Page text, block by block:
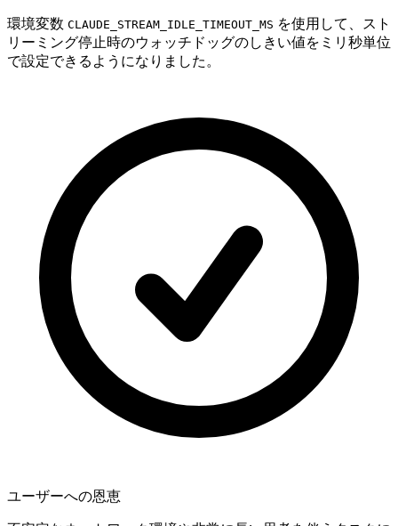
環境変数 CLAUDE_STREAM_IDLE_TIMEOUT_MS を使用して、スト
リーミング停止時のウォッチドッグのしきい値をミリ秒単位
で設定できるようになりました。
ユーザーへの恩恵